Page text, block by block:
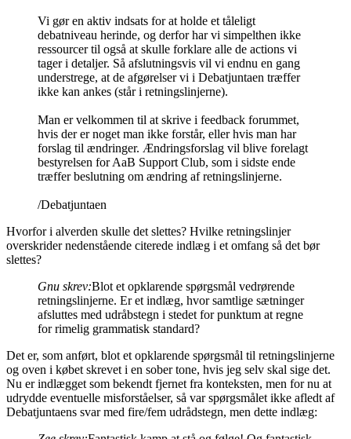
Vi gør en aktiv indsats for at holde et tåleligt
debatniveau herinde, og derfor har vi simpelthen ikke
ressourcer til også at skulle forklare alle de actions vi
tager i detaljer. Så afslutningsvis vil vi endnu en gang
understrege, at de afgørelser vi i Debatjuntaen træffer
ikke kan ankes (står i retningslinjerne).
Man er velkommen til at skrive i feedback forummet,
hvis der er noget man ikke forstår, eller hvis man har
forslag til ændringer. Ændringsforslag vil blive forelagt
bestyrelsen for AaB Support Club, som i sidste ende
træffer beslutning om ændring af retningslinjerne.
/Debatjuntaen
Hvorfor i alverden skulle det slettes? Hvilke retningslinjer
overskrider nedenstående citerede indlæg i et omfang så det bør
slettes?
Gnu skrev:Blot et opklarende spørgsmål vedrørende
retningslinjerne. Er et indlæg, hvor samtlige sætninger
afsluttes med udråbstegn i stedet for punktum at regne
for rimelig grammatisk standard?
Det er, som anført, blot et opklarende spørgsmål til retningslinjerne
og oven i købet skrevet i en sober tone, hvis jeg selv skal sige det.
Nu er indlægget som bekendt fjernet fra konteksten, men for nu at
udrydde eventuelle misforståelser, så var spørgsmålet ikke afledt af
Debatjuntaens svar med fire/fem udrådstegn, men dette indlæg: